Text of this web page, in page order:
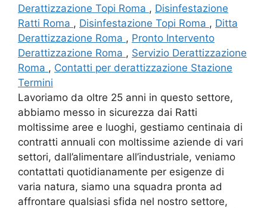
Derattizzazione Topi Roma , Disinfestazione
Ratti Roma , Disinfestazione Topi Roma , Ditta
Derattizzazione Roma , Pronto Intervento
Derattizzazione Roma , Servizio Derattizzazione
Roma , Contatti per derattizzazione Stazione
Termini
Lavoriamo da oltre 25 anni in questo settore,
abbiamo messo in sicurezza dai Ratti
moltissime aree e luoghi, gestiamo centinaia di
contratti annuali con moltissime aziende di vari
settori, dall’alimentare all’industriale, veniamo
contattati quotidianamente per esigenze di
varia natura, siamo una squadra pronta ad
affrontare qualsiasi sfida nel nostro settore,